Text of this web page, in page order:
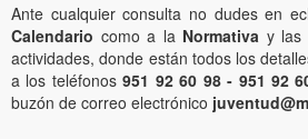
Ante cualquier consulta no dudes en
Calendario como a la Normativa y las
actividades, donde están todos los
a los teléfonos951 92 60 98 - 951 92
buzón de correo electrónico